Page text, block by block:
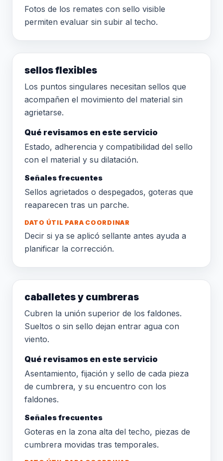
Fotos de los remates con sello visible
permiten evaluar sin subir al techo.
sellos flexibles
Los puntos singulares necesitan sellos que
acompañen el movimiento del material sin
agrietarse.
Qué revisamos en este servicio
Estado, adherencia y compatibilidad del sello
con el material y su dilatación.
Señales frecuentes
Sellos agrietados o despegados, goteras que
reaparecen tras un parche.
DATO ÚTIL PARA COORDINAR
Decir si ya se aplicó sellante antes ayuda a
planificar la corrección.
caballetes y cumbreras
Cubren la unión superior de los faldones.
Sueltos o sin sello dejan entrar agua con
viento.
Qué revisamos en este servicio
Asentamiento, fijación y sello de cada pieza
de cumbrera, y su encuentro con los
faldones.
Señales frecuentes
Goteras en la zona alta del techo, piezas de
cumbrera movidas tras temporales.